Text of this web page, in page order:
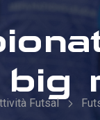
Futsal